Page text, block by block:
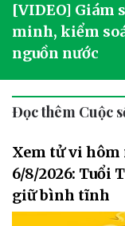
[VIDEO] Giám
minh, kiểm
nguồn nước
Đọc thêm Cuộc
Xem tử vi hôm
6/8/2026: Tuổi
giữ bình tĩnh